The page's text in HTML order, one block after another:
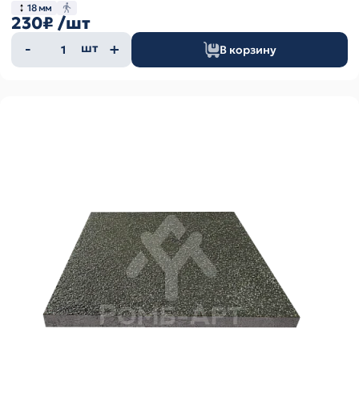
18 мм
230₽ /шт
Количество
товара
шт В корзину